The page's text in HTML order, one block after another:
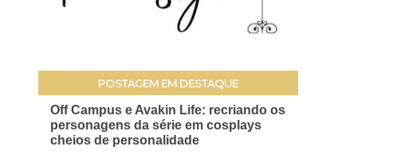
POSTAGEM EM DESTAQUE
Off Campus e Avakin Life: recriando os
personagens da série em cosplays
cheios de personalidade